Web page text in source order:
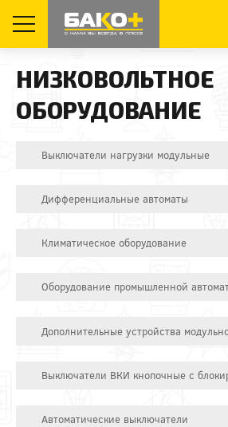
НИЗКОВОЛЬТНОЕ
ОБОРУДОВАНИЕ
Выключатели нагрузки модульные
Дифференциальные автоматы
Климатическое оборудование
Оборудование промышленной
Дополнительные устройства
Выключатели ВКИ кнопочные с
Автоматические выключатели